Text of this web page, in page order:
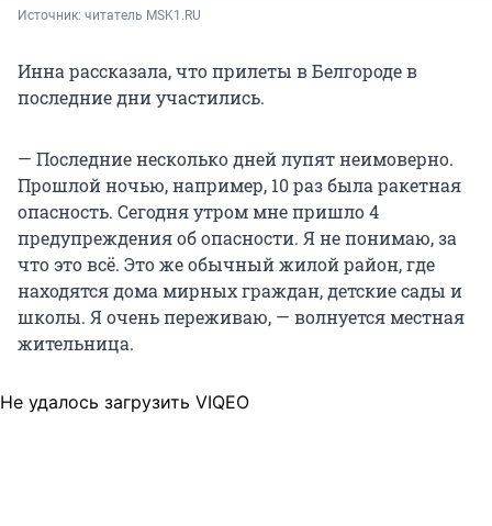
Источник: читатель MSK1.RU
Инна рассказала, что прилеты в Белгороде в
последние дни участились.
— Последние несколько дней лупят неимоверно.
Прошлой ночью, например, 10 раз была ракетная
опасность. Сегодня утром мне пришло 4
предупреждения об опасности. Я не понимаю, за
что это всё. Это же обычный жилой район, где
находятся дома мирных граждан, детские сады и
школы. Я очень переживаю, — волнуется местная
жительница.
Не удалось загрузить VIQEO